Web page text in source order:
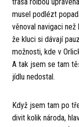
musel podlézt
věnoval navigaci
že kluci si dávají
možnosti, kde v
A tak jsem se tam
jídlu nedostal.
Když jsem tam po
divit kolik národa,